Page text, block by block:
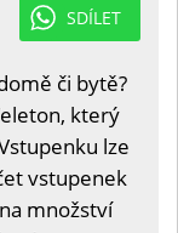
SDÍLET
či bytě?
který
lze
vstupenek
množství